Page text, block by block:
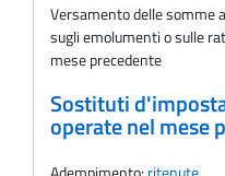
Versamento delle somme
sugli emolumenti o sulle
mese precedente
Sostituti
operate nel mese